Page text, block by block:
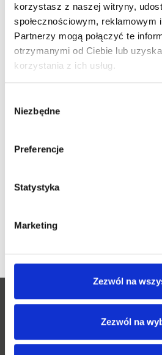
korzystasz z naszej witryny,
społecznościowym, reklamowym
Partnerzy mogą połączyć te
otrzymanymi od Ciebie lub
korzystania z ich usług.
zgody
Niezbędne
Preferencje
Statystyka
Marketing
Zezwól na
Zezwól na
Masa
Adapter ST30 połączenie